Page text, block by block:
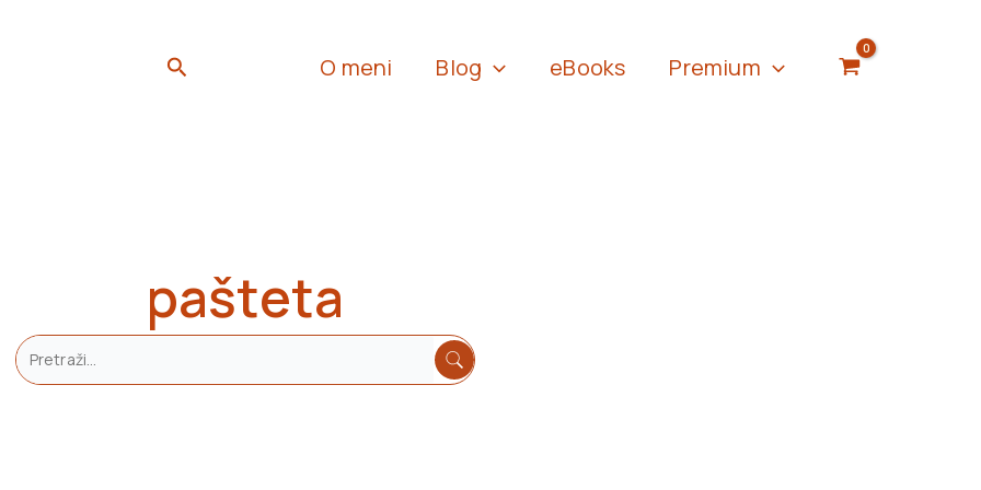
Search O meni Blog eBooks Premium
pašteta